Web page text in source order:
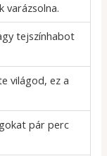
varázsolna.
tejszínhabot
világod, ez a
pár perc